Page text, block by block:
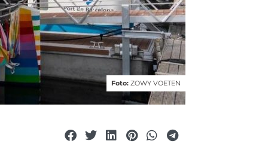
Foto: ZOWY VOETEN